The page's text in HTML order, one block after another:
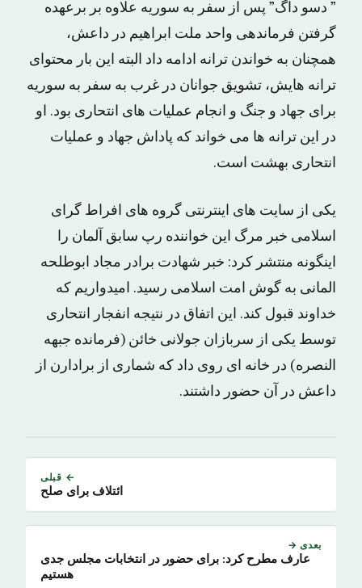
” دسو داگ” پس از سفر به سوریه علاوه بر برعهده
گرفتن فرماندهی واحد ملت ابراهیم در داعش،
همچنان به خواندن ترانه ادامه داد البته این بار محتوای
ترانه هایش، تشویق جوانان در غرب به سفر به سوریه
برای جهاد و جنگ و انجام عملیات های انتحاری بود. او
در این ترانه ها می خواند که پاداش جهاد و عملیات
انتحاری بهشت است.
یکی از سایت های اینترنتی گروه های افراط گرای
اسلامی خبر مرگ این خواننده رپ سابق آلمان را
اینگونه منتشر کرد: خبر شهادت برادر مجاد ابوطلحه
المانی به گوش امت اسلامی رسید. امیدواریم که
خداوند قبول کند. این اتفاق در نتیجه انفجار انتحاری
توسط یکی از سربازان جولانی خائن (فرمانده جبهه
النصره) در خانه ای روی داد که شماری از برادارن از
داعش در آن حضور داشتند.
← قبلی
ائتلاف برای صلح
بعدی →
عارف مطرح کرد: برای حضور در انتخابات مجلس جدی
هستیم